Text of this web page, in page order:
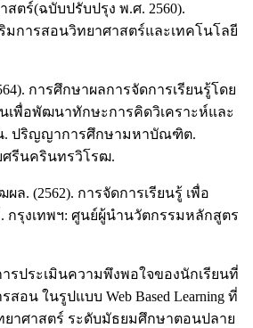
สตร์(ฉบับปรับปรุง พ.ศ. 2560).
มการสอนวิทยาศาสตร์และเทคโนโลยี
การศึกษาผลการจัดการเรียนรู้โดย
เพื่อพัฒนาทักษะการคิดวิเคราะห์และ
. ปริญญาการศึกษามหาบัณฑิต.
ศรีนครินทรวิโรฒ.
. (2562). การจัดการเรียนรู้ เพื่อ
กรุงเทพฯ: ศูนย์ผู้นำนวัตกรรมหลักสูตร
ารประเมินความพึงพอใจของนักเรียนที่
อน ในรูปแบบ Web Based Learning ที่
ยาศาสตร์ ระดับมัธยมศึกษาตอนปลาย